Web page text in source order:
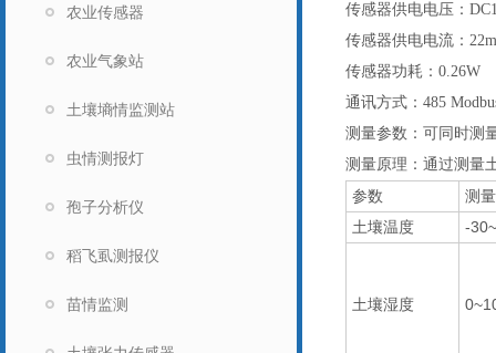
农业传感器
农业气象站
土壤墒情监测站
虫情测报灯
孢子分析仪
稻飞虱测报仪
苗情监测
传感器供电电压：
传感器供电电流：
传感器功耗：0.26W
通讯方式：485
测量参数：可同时测
测量原理：通过测量
参数
测
土壤温度
-
土壤湿度